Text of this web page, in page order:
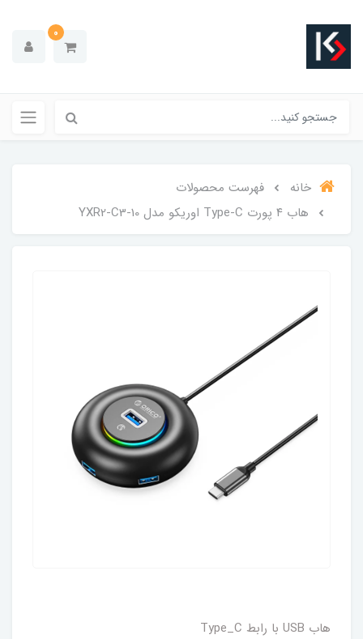
0
خانه
فهرست محصولات
هاب ۴ پورت Type-C اوریکو مدل YXR2-C3-10
هاب USB با رابط Type_C